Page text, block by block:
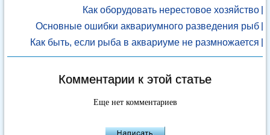
Как оборудовать нерестовое хозяйство
Основные ошибки аквариумного разведения рыб
Как быть, если рыба в аквариуме не размножается
Комментарии к этой статье
Еще нет комментариев